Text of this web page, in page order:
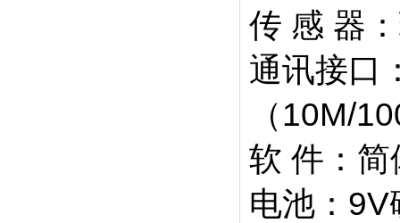
传 感 器
通讯接口
（10M/
软 件：简
电池：